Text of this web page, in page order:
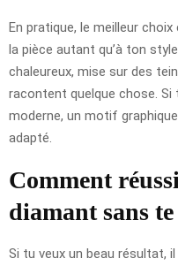
En pratique, le meilleur
la pièce autant qu’à ton
chaleureux, mise sur des
racontent quelque chose.
moderne, un motif
adapté.
Comment
diamant sans
Si tu veux un beau résultat,